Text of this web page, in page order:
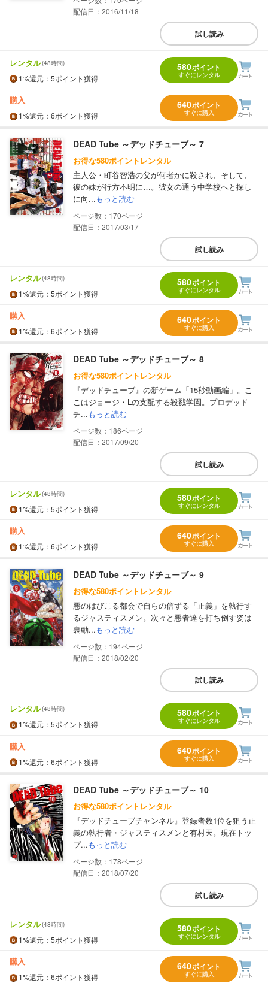
配信日：2016/11/18
試し読み
レンタル(48時間)
1%還元 ：5ポイント獲得
580ポイント
すぐにレンタル
購入
1%還元 ：6ポイント獲得
640ポイント
すぐに購入
DEAD Tube ～デッドチューブ～ 7
お得な580ポイントレンタル
主人公・町谷智浩の父が何者かに殺され、そして、
彼の妹が行方不明に…。彼女の通う中学校へと探し
に向...もっと読む
170
配信日：2017/03/17
試し読み
レンタル(48時間)
1%還元 ：5ポイント獲得
580ポイント
すぐにレンタル
購入
1%還元 ：6ポイント獲得
640ポイント
すぐに購入
DEAD Tube ～デッドチューブ～ 8
お得な580ポイントレンタル
『デッドチューブ』の新ゲーム「15秒動画編」。こ
こはジョージ・Lの支配する殺戮学園。プロデッド
チ...もっと読む
186
配信日：2017/09/20
試し読み
レンタル(48時間)
1%還元 ：5ポイント獲得
580ポイント
すぐにレンタル
購入
1%還元 ：6ポイント獲得
640ポイント
すぐに購入
DEAD Tube ～デッドチューブ～ 9
お得な580ポイントレンタル
悪のはびこる都会で自らの信ずる「正義」を執行す
るジャスティスメン。次々と悪者達を打ち倒す姿は
裏動...もっと読む
194
配信日：2018/02/20
試し読み
レンタル(48時間)
1%還元 ：5ポイント獲得
580ポイント
すぐにレンタル
購入
1%還元 ：6ポイント獲得
640ポイント
すぐに購入
DEAD Tube ～デッドチューブ～ 10
お得な580ポイントレンタル
『デッドチューブチャンネル』登録者数1位を狙う正
義の執行者・ジャスティスメンと有村天。現在トッ
プ...もっと読む
178
配信日：2018/07/20
試し読み
レンタル(48時間)
1%還元 ：5ポイント獲得
580ポイント
すぐにレンタル
購入
1%還元 ：6ポイント獲得
640ポイント
すぐに購入